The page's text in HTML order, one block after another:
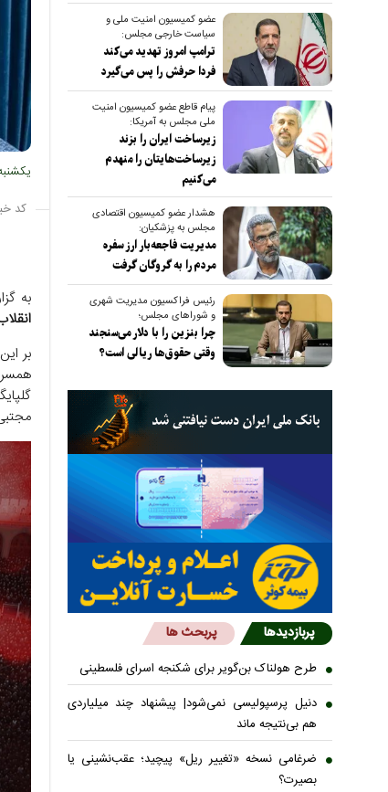
یکشنبه ۶ صبح مراسم اقامه نماز بر پیکر رهبر شهید و خانواده
کد
به
بر
عضو کمیسیون امنیت ملی و
سیاست خارجی مجلس:
ترامپ امروز تهدید می‌کند
فردا حرفش را پس می‌گیرد
پیام قاطع عضو کمیسیون امنیت
ملی مجلس به آمریکا:
زیرساخت ایران را بزند
زیرساخت‌هایتان را منهدم
می‌کنیم
هشدار عضو کمیسیون اقتصادی
مجلس به پزشکیان:
مدیریت فاجعه‌بار ارز سفره
مردم را به گروگان گرفت
رئیس فراکسیون مدیریت شهری
و شوراهای مجلس؛
چرا بنزین را با دلار می‌سنجند
وقتی حقوق‌ها ریالی است؟
پربازدیدها پربحث ها
طرح هولناک بن‌گویر برای شکنجه اسرای فلسطینی
دنیل پرسپولیسی نمی‌شود| پیشنهاد چند میلیاردی
هم بی‌نتیجه ماند
ضرغامی نسخه «تغییر ریل» پیچید؛ عقب‌نشینی یا
بصیرت؟